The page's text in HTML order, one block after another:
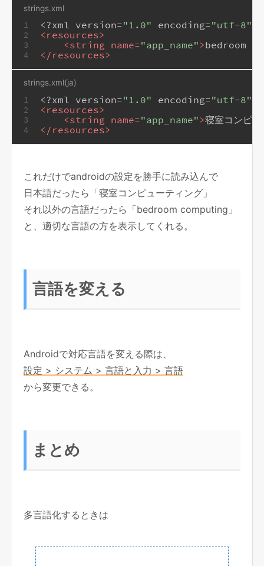
strings.xml
1
2
3
4
<?xml version="1.0" encoding="utf-8"
< resources>
<string name="app_name">bedroom
</ resources>
strings.xml(ja)
1
2
3
4
<?xml version="1.0" encoding="utf-8"
< resources>
<string name="app_name">寝室コンピ
</ resources>
これだけでandroidの設定を勝手に読み込んで
日本語だったら「寝室コンピューティング」
それ以外の言語だったら「bedroom computing」
と、適切な言語の方を表示してくれる。
言語を変える
Androidで対応言語を変える際は、
設定 > システム > 言語と入力 > 言語
から変更できる。
まとめ
多言語化するときは